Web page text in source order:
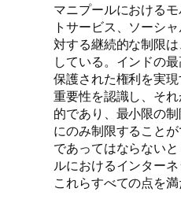
マニプールにおける
トサービス、ソーシ
対する継続的な制限
している。インドの
保護された権利を実
重要性を認識し、そ
的であり、最小限の
にのみ制限すること
であってはならない
ルにおけるインターネ
これらすべての点を満